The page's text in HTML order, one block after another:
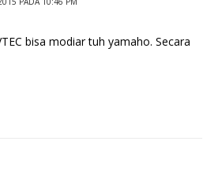
bisa modiar tuh yamaho. Secara